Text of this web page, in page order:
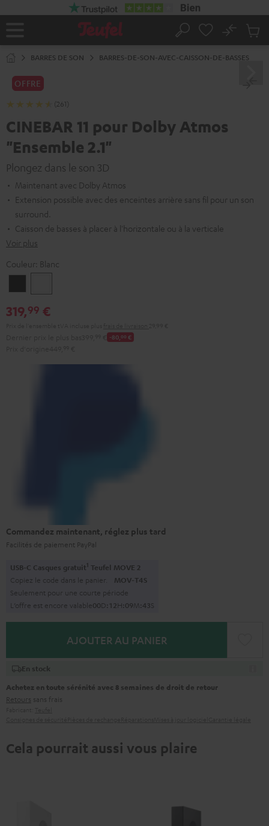
Page
Rechercher
No
du
BARRES DE SON BARRES-DE-SON-AVEC-CAISSON-DE-BASSES
OFFRE
(261)
CINEBAR 11 pour Dolby Atmos
"Ensemble 2.1"
Plongez dans le son 3D
Maintenant avec Dolby Atmos
Extension possible avec des enceintes arrière sans fil pour un son
surround.
Caisson de basses à placer à l'horizontale ou à la verticale
Voir plus
Couleur: Blanc
319,99 €
-80,00 €
Commandez maintenant, réglez plus tard
Facilités de paiement PayPal
USB-C Casques gratuit1 Teufel MOVE 2
Copiez le code dans le panier. MOV-T4S
Seulement pour une courte période
L’offre est encore valable00D:1 2H:09M:42S
AJOUTER AU PANIER
En stock
Achetez en toute sérénité avec 8 semaines de droit de retour
Retours sans frais
Cela pourrait aussi vous plaire